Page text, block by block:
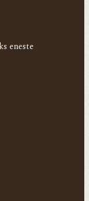
eneste